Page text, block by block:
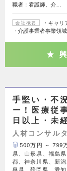
職者：看護師、介…
会社概要
・キャ
・介護事業者事業領
手堅い・不
ー！医療従
日以上・未
人材コンサル
500万円 ～ 799
県、山形県、福島
都、神奈川県、新
阜県、静岡県、愛